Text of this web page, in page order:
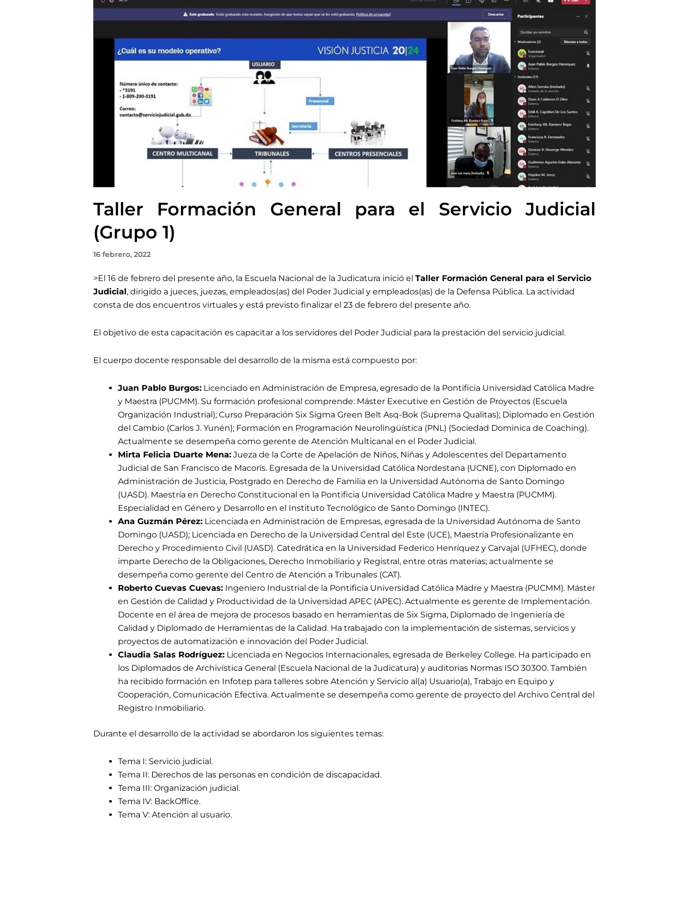
Taller Formación General para el Servicio Judicial
(Grupo 1)
16 febrero, 2022
>El 16 de febrero del presente año, la Escuela Nacional de la Judicatura inició el Taller Formación General para el Servicio
Judicial, dirigido a jueces, juezas, empleados(as) del Poder Judicial y empleados(as) de la Defensa Pública. La actividad
consta de dos encuentros virtuales y está previsto finalizar el 23 de febrero del presente año.
El objetivo de esta capacitación es capacitar a los servidores del Poder Judicial para la prestación del servicio judicial.
El cuerpo docente responsable del desarrollo de la misma está compuesto por:
Juan Pablo Burgos: Licenciado en Administración de Empresa, egresado de la Pontificia Universidad Católica Madre
y Maestra (PUCMM). Su formación profesional comprende: Máster Executive en Gestión de Proyectos (Escuela
Organización Industrial); Curso Preparación Six Sigma Green Belt Asq-Bok (Suprema Qualitas); Diplomado en Gestión
del Cambio (Carlos J. Yunén); Formación en Programación Neurolingüística (PNL) (Sociedad Dominica de Coaching).
Actualmente se desempeña como gerente de Atención Multicanal en el Poder Judicial.
Mirta Felicia Duarte Mena: Jueza de la Corte de Apelación de Niños, Niñas y Adolescentes del Departamento
Judicial de San Francisco de Macorís. Egresada de la Universidad Católica Nordestana (UCNE), con Diplomado en
Administración de Justicia, Postgrado en Derecho de Familia en la Universidad Autónoma de Santo Domingo
(UASD). Maestría en Derecho Constitucional en la Pontificia Universidad Católica Madre y Maestra (PUCMM).
Especialidad en Género y Desarrollo en el Instituto Tecnológico de Santo Domingo (INTEC).
Ana Guzmán Pérez: Licenciada en Administración de Empresas, egresada de la Universidad Autónoma de Santo
Domingo (UASD); Licenciada en Derecho de la Universidad Central del Este (UCE), Maestría Profesionalizante en
Derecho y Procedimiento Civil (UASD). Catedrática en la Universidad Federico Henríquez y Carvajal (UFHEC), donde
imparte Derecho de la Obligaciones, Derecho Inmobiliario y Registral, entre otras materias; actualmente se
desempeña como gerente del Centro de Atención a Tribunales (CAT).
Roberto Cuevas Cuevas: Ingeniero Industrial de la Pontificia Universidad Católica Madre y Maestra (PUCMM). Máster
en Gestión de Calidad y Productividad de la Universidad APEC (APEC). Actualmente es gerente de Implementación.
Docente en el área de mejora de procesos basado en herramientas de Six Sigma, Diplomado de Ingeniería de
Calidad y Diplomado de Herramientas de la Calidad. Ha trabajado con la implementación de sistemas, servicios y
proyectos de automatización e innovación del Poder Judicial.
Claudia Salas Rodríguez: Licenciada en Negocios Internacionales, egresada de Berkeley College. Ha participado en
los Diplomados de Archivística General (Escuela Nacional de la Judicatura) y auditorias Normas ISO 30300. También
ha recibido formación en Infotep para talleres sobre Atención y Servicio al(a) Usuario(a), Trabajo en Equipo y
Cooperación, Comunicación Efectiva. Actualmente se desempeña como gerente de proyecto del Archivo Central del
Registro Inmobiliario.
Durante el desarrollo de la actividad se abordaron los siguientes temas:
Tema I: Servicio judicial.
Tema II: Derechos de las personas en condición de discapacidad.
Tema III: Organización judicial.
Tema IV: BackOffice.
Tema V: Atención al usuario.